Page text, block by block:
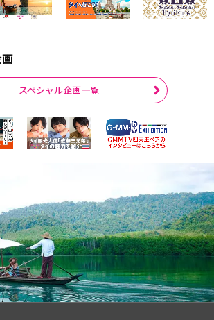
スペシャル企画一覧